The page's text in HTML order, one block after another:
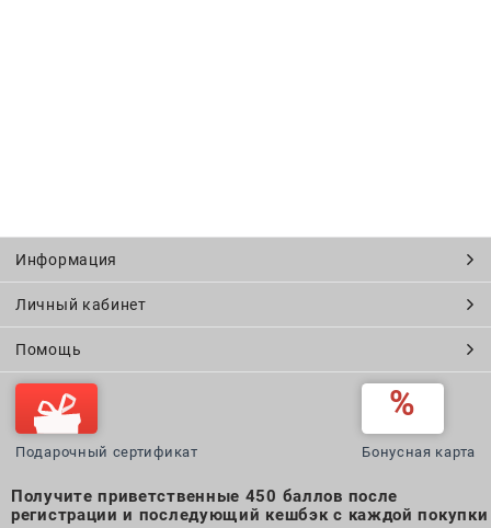
Информация
Личный кабинет
Помощь
Подарочный сертификат Бонусная карта
Получите приветственные 450 баллов после
регистрации и последующий кешбэк с каждой покупки